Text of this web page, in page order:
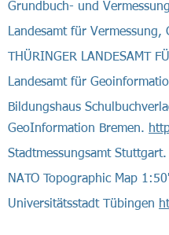
​​Grundbuch- und
Landesamt für
THÜRINGER LANDESAMT
Landesamt für
Bildungshaus
GeoInformation Bremen.
Stadtmessungsamt Stuttgart.
NATO Topographic Map
Universitätsstadt Tübingen